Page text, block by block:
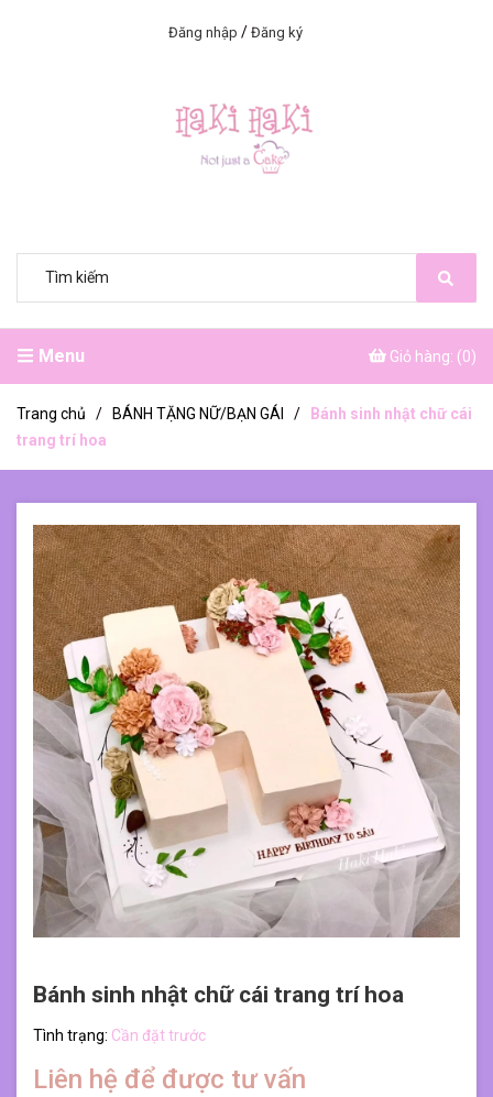
Đăng nhập / Đăng ký
Menu Giỏ hàng: (0)
Trang chủ / BÁNH TẶNG NỮ/BẠN GÁI /
Bánh sinh nhật chữ cái
trang trí hoa
Bánh sinh nhật chữ cái trang trí hoa
Tình trạng: Cần đặt trước
Liên hệ để được tư vấn